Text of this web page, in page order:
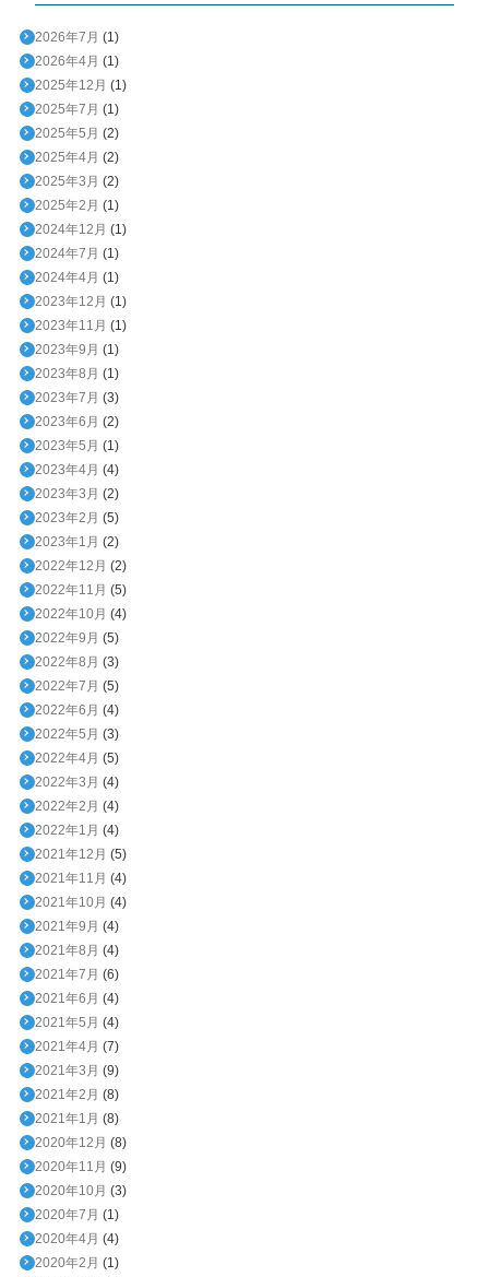
2026年7月 (1)
2026年4月 (1)
2025年12月 (1)
2025年7月 (1)
2025年5月 (2)
2025年4月 (2)
2025年3月 (2)
2025年2月 (1)
2024年12月 (1)
2024年7月 (1)
2024年4月 (1)
2023年12月 (1)
2023年11月 (1)
2023年9月 (1)
2023年8月 (1)
2023年7月 (3)
2023年6月 (2)
2023年5月 (1)
2023年4月 (4)
2023年3月 (2)
2023年2月 (5)
2023年1月 (2)
2022年12月 (2)
2022年11月 (5)
2022年10月 (4)
2022年9月 (5)
2022年8月 (3)
2022年7月 (5)
2022年6月 (4)
2022年5月 (3)
2022年4月 (5)
2022年3月 (4)
2022年2月 (4)
2022年1月 (4)
2021年12月 (5)
2021年11月 (4)
2021年10月 (4)
2021年9月 (4)
2021年8月 (4)
2021年7月 (6)
2021年6月 (4)
2021年5月 (4)
2021年4月 (7)
2021年3月 (9)
2021年2月 (8)
2021年1月 (8)
2020年12月 (8)
2020年11月 (9)
2020年10月 (3)
2020年7月 (1)
2020年4月 (4)
2020年2月 (1)